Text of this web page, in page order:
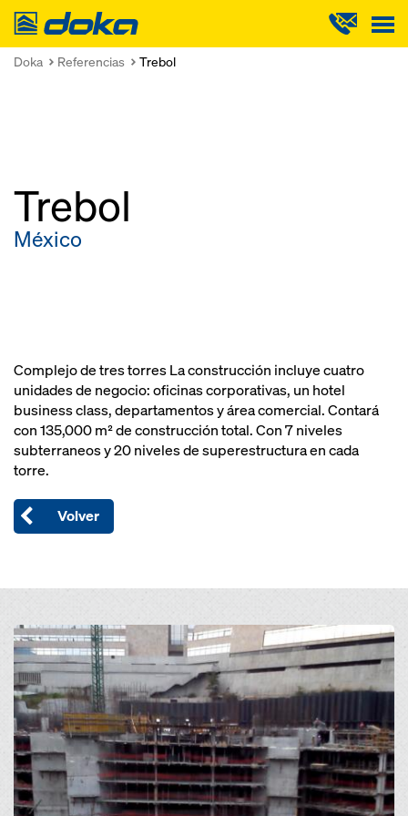
Doka
Doka Referencias Trebol
Trebol
México
Complejo de tres torres La construcción incluye cuatro
unidades de negocio: oficinas corporativas, un hotel
business class, departamentos y área comercial. Contará
con 135,000 m² de construcción total. Con 7 niveles
subterraneos y 20 niveles de superestructura en cada
torre.
Volver
Open